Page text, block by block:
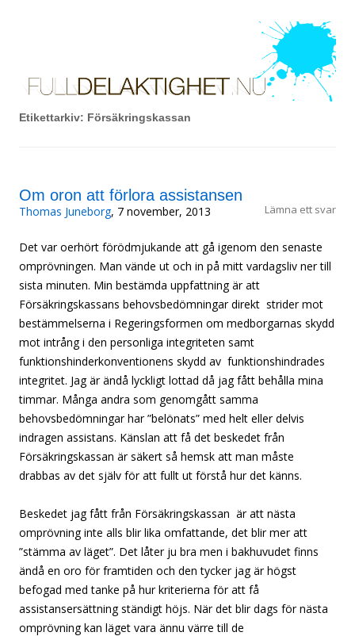
Om rätten att leva det liv du vill, oavsett funktionsförmåga.
Hoppa till innehåll
Etikettarkiv: Försäkringskassan
Om oron att förlora assistansen
Thomas Juneborg, 7 november, 2013 Lämna ett svar
Det var oerhört förödmjukande att gå igenom den senaste
omprövningen. Man vände ut och in på mitt vardagsliv ner till
sista minuten. Min bestämda uppfattning är att
Försäkringskassans behovsbedömningar direkt strider mot
bestämmelserna i Regeringsformen om medborgarnas skydd
mot intrång i den personliga integriteten samt
funktionshinderkonventionens skydd av funktionshindrades
integritet. Jag är ändå lyckligt lottad då jag fått behålla mina
timmar. Många andra som genomgått samma
behovsbedömningar har ”belönats” med helt eller delvis
indragen assistans. Känslan att få det beskedet från
Försäkringskassan är säkert så hemsk att man måste
drabbas av det själv för att fullt ut förstå hur det känns.
Beskedet jag fått från Försäkringskassan är att nästa
omprövning inte alls blir lika omfattande, det blir mer att
”stämma av läget”. Det låter ju bra men i bakhuvudet finns
ändå en oro för framtiden och den tycker jag är högst
befogad med tanke på hur kriterierna för att få
assistansersättning ständigt höjs. När det blir dags för nästa
omprövning kan läget vara ännu värre till de